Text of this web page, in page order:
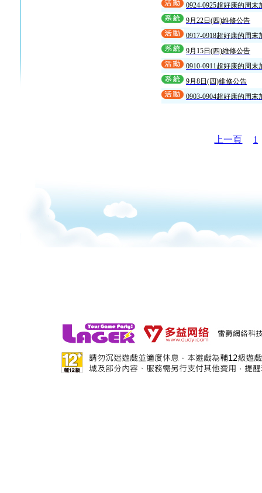
0924-0925超好康的周末
9月22日(四)維修公告
0917-0918超好康的周末
9月15日(四)維修公告
0910-0911超好康的周末
9月8日(四)維修公告
0903-0904超好康的周末
上一頁 1